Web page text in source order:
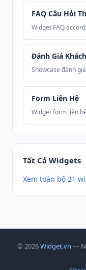
FAQ Câu Hỏi
Widget FAQ
Đánh Giá
Showcase đánh
Form Liên Hệ
Widget form liên
Tất Cả Widgets
Xem toàn bộ 21
© 2026Widget.vn —